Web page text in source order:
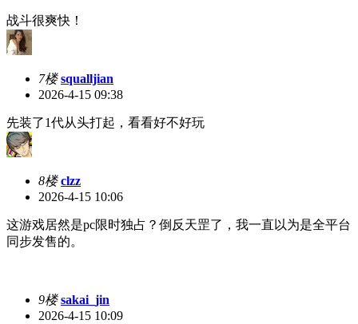
战斗很爽快！
7楼 squalljian
2026-4-15 09:38
先装了1代从头打起，看看好不好玩
8楼 clzz
2026-4-15 10:06
这游戏居然是pc限时独占？倒反天罡了，我一直以为是全平台
同步发售的。
9楼 sakai_jin
2026-4-15 10:09